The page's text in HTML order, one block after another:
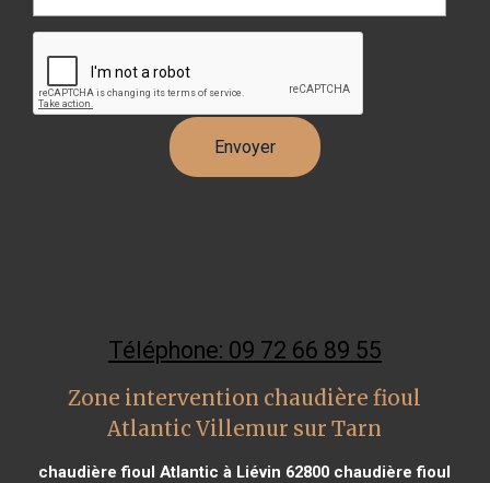
Téléphone: 09 72 66 89 55
Zone intervention chaudière fioul
Atlantic Villemur sur Tarn
chaudière fioul Atlantic à Liévin 62800 chaudière fioul